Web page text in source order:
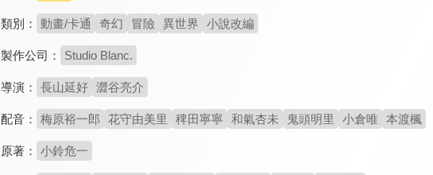
類別： 動畫/卡通 奇幻 冒險 異世界 小說改編
製作公司： Studio Blanc.
導演： 長山延好 澀谷亮介
配音： 梅原裕一郎 花守由美里 稗田寧寧 和氣杏未 鬼頭明里 小倉唯 本渡楓
原著： 小鈴危一